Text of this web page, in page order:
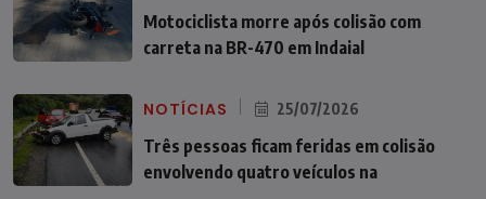
Motociclista morre após colisão com
carreta na BR-470 em Indaial
NOTÍCIAS 25/07/2026
Três pessoas ficam feridas em colisão
envolvendo quatro veículos na